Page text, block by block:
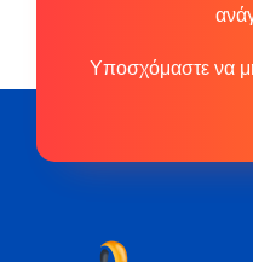
Υποσχόμαστε να